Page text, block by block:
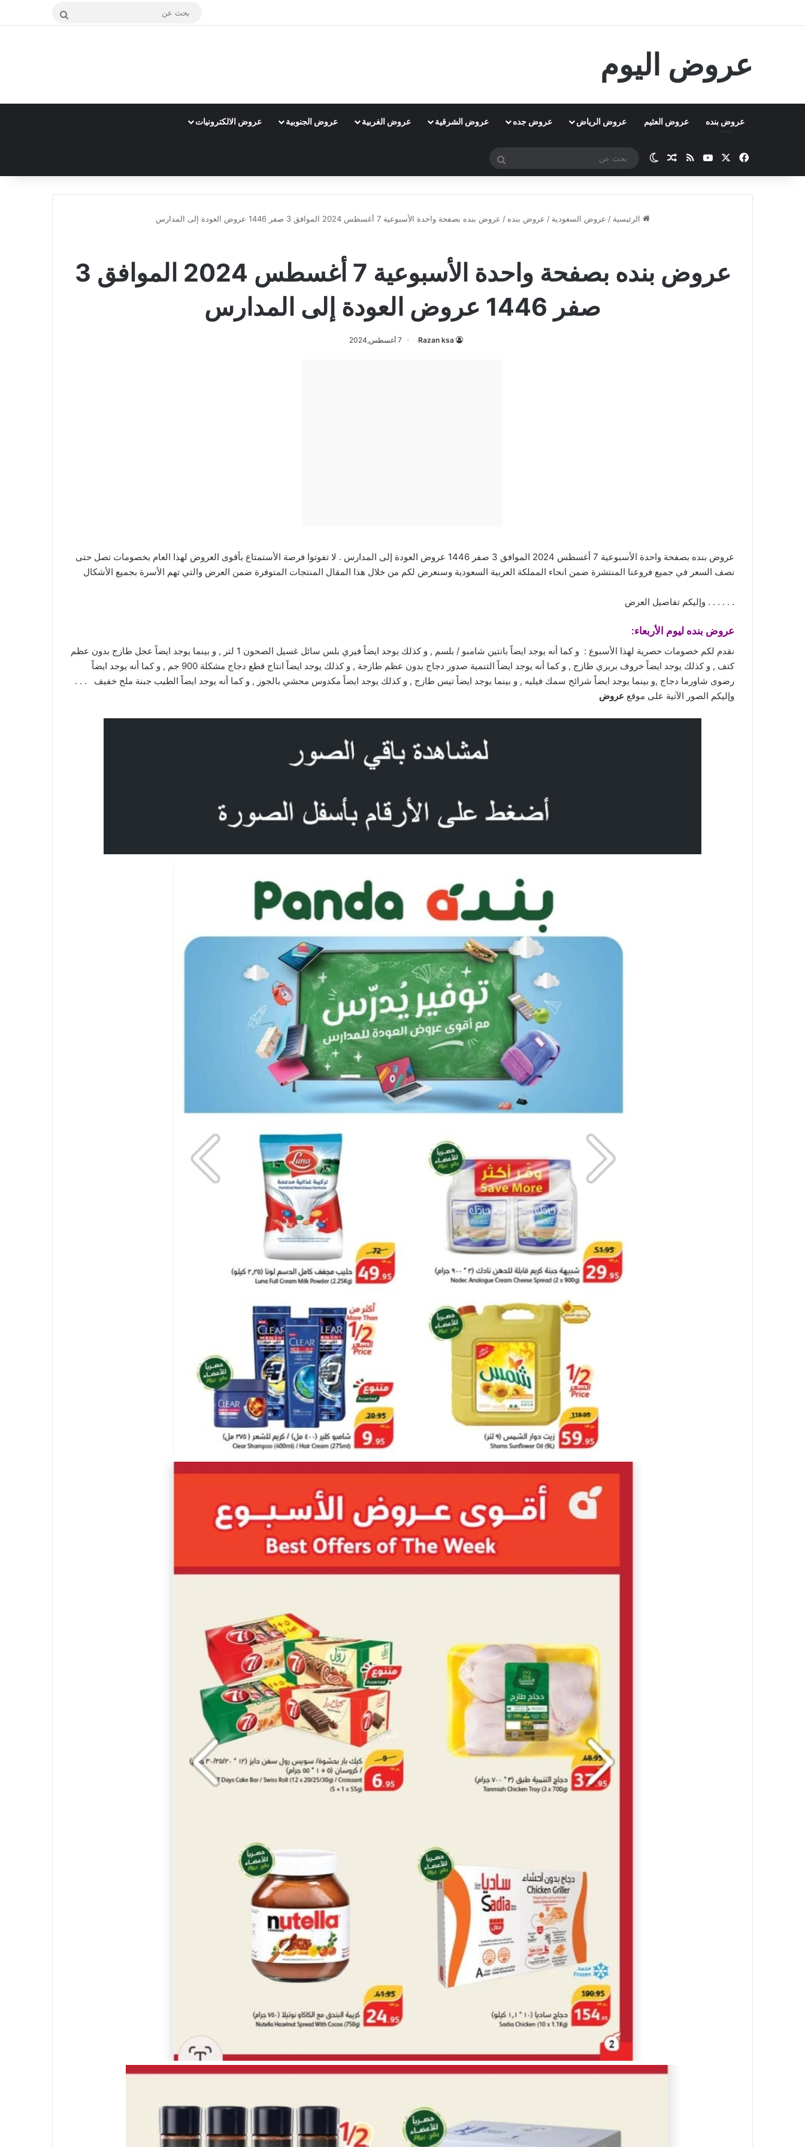
بحث
عروض اليوم
عروض بنده عروض العثيم عروض الرياض عروض جده عروض الشرقية عروض الغربية عروض الجنوبية عروض الالكترونيات
فيسبوك ‫YouTubeملخص الموقع RSS
مقال عشوائي
الوضع المظلم
بحث
الرئيسية / عروض السعودية / عروض بنده / عروض بنده بصفحة واحدة الأسبوعية 7 أغسطس 2024 الموافق 3 صفر 1446 عروض العودة إلى المدارس
عروض بنده بصفحة واحدة الأسبوعية 7 أغسطس 2024 الموافق 3
صفر 1446 عروض العودة إلى المدارس
Razan ksa 7 أغسطس,2024
عروض بنده بصفحة واحدة الأسبوعية 7 أغسطس 2024 الموافق 3 صفر 1446 عروض العودة إلى المدارس . لا تفوتوا فرصة الأستمتاع بأقوى العروض لهذا العام بخصومات تصل حتى
نصف السعر في جميع فروعنا المنتشرة ضمن انحاء المملكة العربية السعودية وسنعرض لكم من خلال هذا المقال المنتجات المتوفرة ضمن العرض والتي تهم الأسرة بجميع الأشكال
. . . . . . وإليكم تفاصيل العرض
عروض بنده ليوم الأربعاء:
نقدم لكم خصومات حصرية لهذا الأسبوع : و كما أنه يوجد ايضاً بانتين شامبو / بلسم , و كذلك يوجد ايضاً فيري بلس سائل غسيل الصحون 1 لتر , و بينما يوجد ايضاً عجل طازج بدون عظم
كتف , و كذلك يوجد ايضاً خروف بربري طازج , و كما أنه يوجد ايضاً التنمية صدور دجاج بدون عظم طازجة , و كذلك يوجد ايضاً انتاج قطع دجاج مشكلة 900 جم , و كما أنه يوجد ايضاً
رضوى شاورما دجاج ,و بينما يوجد ايضاً شرائح سمك فيليه , و بينما يوجد ايضاً تيس طازج , و كذلك يوجد ايضاً مكدوس محشي بالجوز , و كما أنه يوجد ايضاً الطيب جبنة ملح خفيف . . .
وإليكم الصور الآتية على موقع عروض